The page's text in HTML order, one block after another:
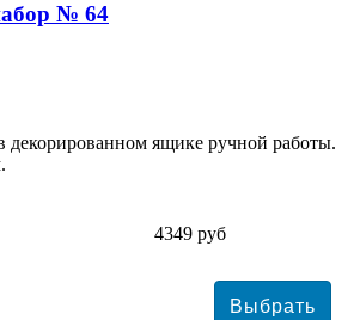
№ 64
декорированном ящике ручной работы.
4349 руб